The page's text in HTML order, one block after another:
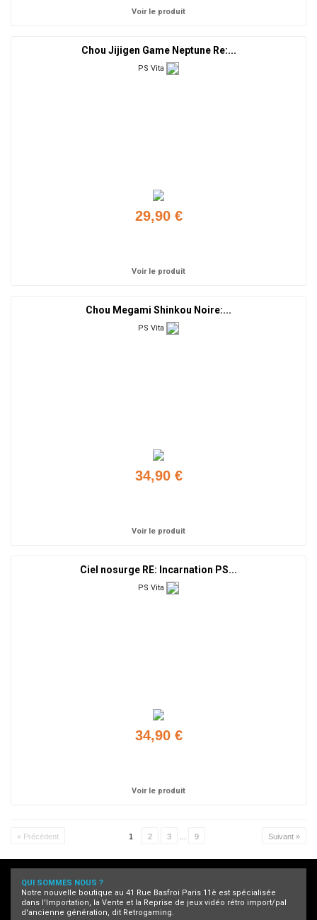
Voir le produit
Chou Jijigen Game Neptune Re:...
PS Vita
29,90 €
Voir le produit
Chou Megami Shinkou Noire:...
PS Vita
34,90 €
Voir le produit
Ciel nosurge RE: Incarnation PS...
PS Vita
34,90 €
Voir le produit
« Précédent 1 2 3 ... 9 Suivant »
QUI SOMMES NOUS ?
Notre nouvelle boutique au 41 Rue Basfroi Paris 11è est spécialisée
dans l'Importation, la Vente et la Reprise de jeux vidéo rétro import/pal
d'ancienne génération, dit Retrogaming.